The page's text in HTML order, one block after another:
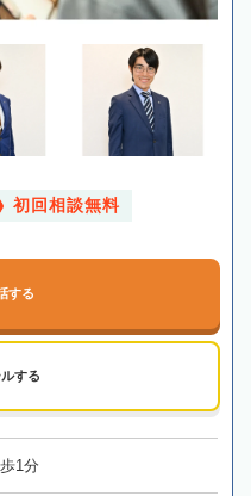
初回相談無料
する
する
1分